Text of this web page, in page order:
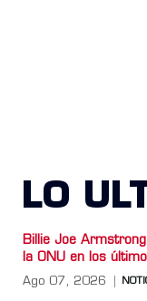
LO
Billie Joe
la ONU en los
Ago 07, 2026